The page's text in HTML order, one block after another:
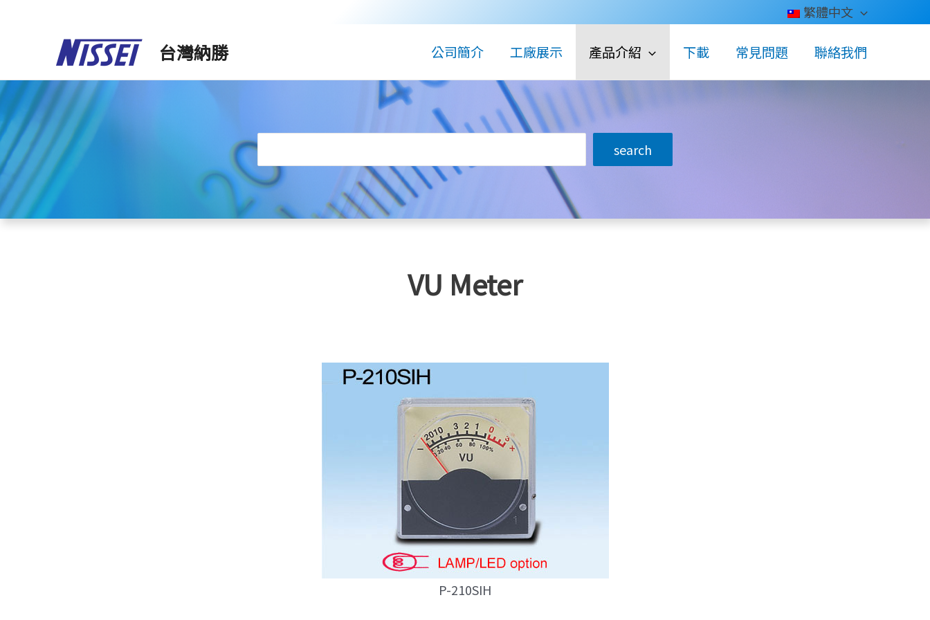
要
內
容
繁體中文
台灣納勝 公司簡介 工廠展示 產品介紹 下載 常見問題 聯絡我們
尋
search
VU Meter
P-210SIH